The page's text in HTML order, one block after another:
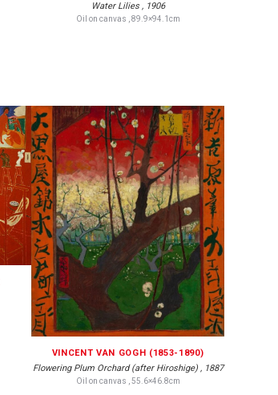
Water Lilies , 1906
Oil on canvas , 89.9×94.1cm
VINCENT VAN GOGH (1853-1890)
Flowering Plum Orchard (after Hiroshige) , 1887
Oil on canvas , 55.6×46.8cm